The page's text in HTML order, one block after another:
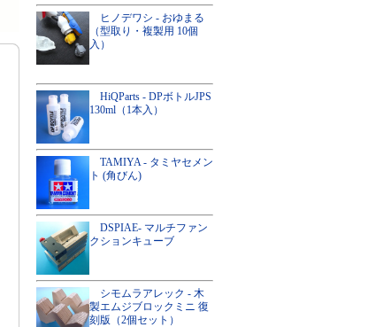
ヒノデワシ - おゆまる
（型取り・複製用 10個
入）
HiQParts - DPボトルJPS
130ml（1本入）
TAMIYA - タミヤセメン
ト (角びん)
DSPIAE- マルチファン
クションキューブ
シモムラアレック - 木
製エムジブロックミニ 復
刻版（2個セット）